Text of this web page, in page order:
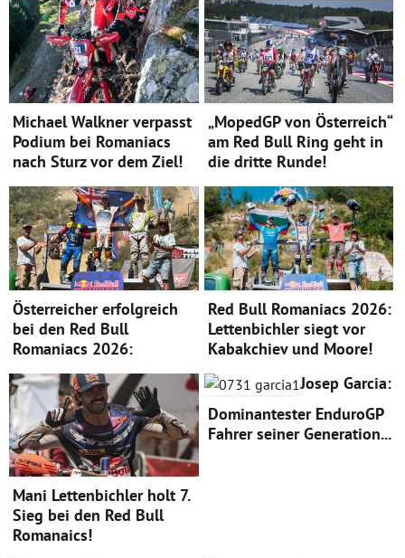
Michael Walkner verpasst
Podium bei Romaniacs
nach Sturz vor dem Ziel!
„MopedGP von Österreich“
am Red Bull Ring geht in
die dritte Runde!
Österreicher erfolgreich
bei den Red Bull
Romaniacs 2026:
Red Bull Romaniacs 2026:
Lettenbichler siegt vor
Kabakchiev und Moore!
Mani Lettenbichler holt 7.
Sieg bei den Red Bull
Romanaics!
Josep Garcia:
Dominantester EnduroGP
Fahrer seiner Generation...